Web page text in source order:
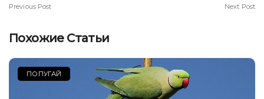
Previous Post Next Post
Похожие Статьи
ПОПУГАЙ